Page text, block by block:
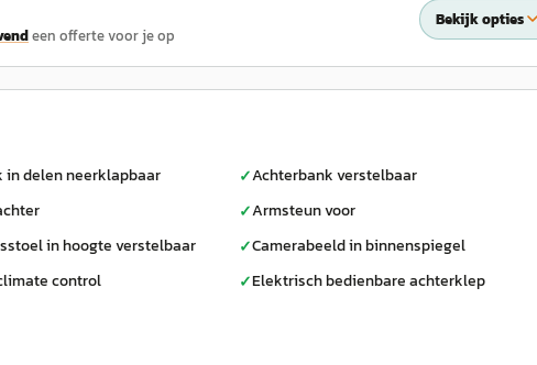
een offerte voor je op
Bekijk opties
in delen neerklapbaar ✓Achterbank verstelbaar
✓Armsteun voor
in hoogte verstelbaar ✓Camerabeeld in binnenspiegel
control ✓Elektrisch bedienbare achterklep